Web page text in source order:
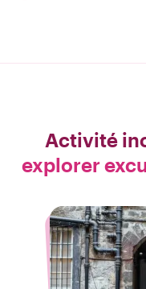
Activité
explorer